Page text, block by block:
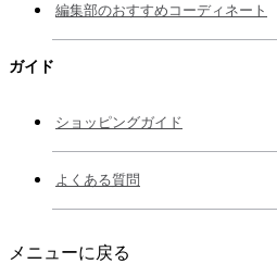
編集部のおすすめコーディネート
ガイド
ショッピングガイド
よくある質問
メニューに戻る